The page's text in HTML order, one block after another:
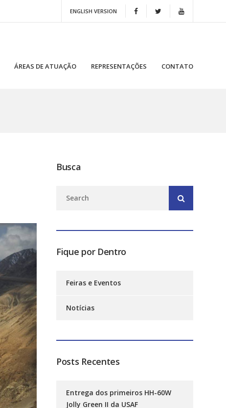
ENGLISH VERSION
ÁREAS DE ATUAÇÃO REPRESENTAÇÕES CONTATO
Busca
Fique por Dentro
Feiras e Eventos
Notícias
Posts Recentes
Entrega dos primeiros HH-60W
Jolly Green II da USAF